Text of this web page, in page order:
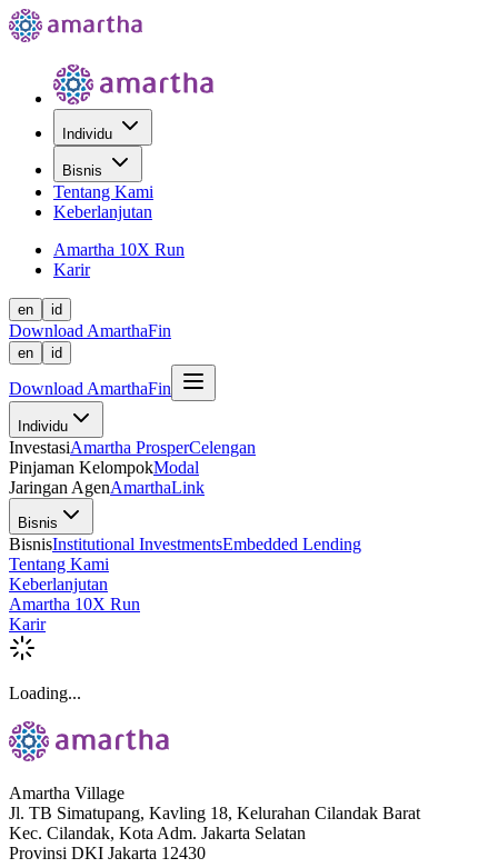
Individu
Bisnis
Tentang Kami
Keberlanjutan
Amartha 10X Run
Karir
en id
Download AmarthaFin
en id
Download AmarthaFin
Individu
InvestasiAmartha ProsperCelengan
Pinjaman KelompokModal
Jaringan AgenAmarthaLink
Bisnis
BisnisInstitutional InvestmentsEmbedded Lending
Tentang Kami
Keberlanjutan
Amartha 10X Run
Karir
Loading...
Amartha Village
Jl. TB Simatupang, Kavling 18, Kelurahan Cilandak Barat
Kec. Cilandak, Kota Adm. Jakarta Selatan
Provinsi DKI Jakarta 12430